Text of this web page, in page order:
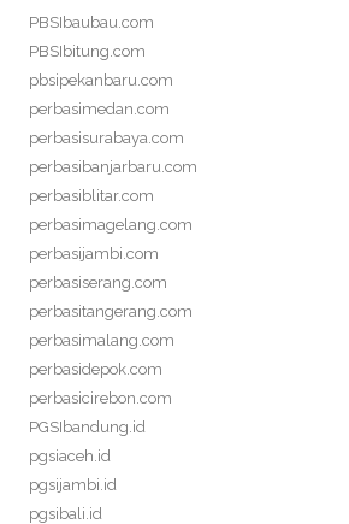
PBSIbaubau.com
PBSIbitung.com
pbsipekanbaru.com
perbasimedan.com
perbasisurabaya.com
perbasibanjarbaru.com
perbasiblitar.com
perbasimagelang.com
perbasijambi.com
perbasiserang.com
perbasitangerang.com
perbasimalang.com
perbasidepok.com
perbasicirebon.com
PGSIbandung.id
pgsiaceh.id
pgsijambi.id
pgsibali.id